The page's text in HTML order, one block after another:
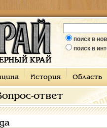
поиск в
поиск в
История Область
ответ